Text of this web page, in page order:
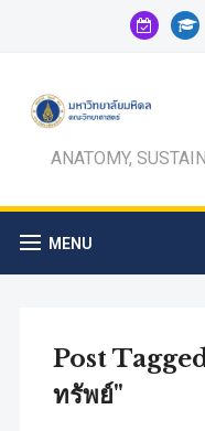
calendar-
check- cap
ANATOMY,
MENU
Post
ทรัพย์"